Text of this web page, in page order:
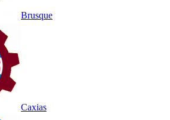
Brusque
Caxias